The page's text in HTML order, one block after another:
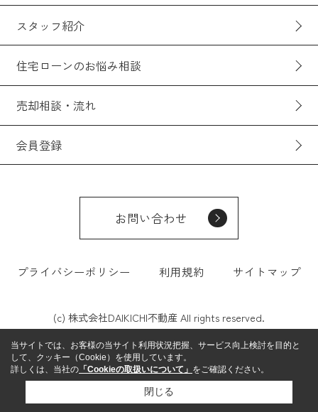
スタッフ紹介
住宅ローンのお悩み相談
売却相談・流れ
会員登録
お問い合わせ
プライバシーポリシー 利用規約 サイトマップ
(c) 株式会社DAIKICHI不動産 All rights reserved.
当サイトでは、お客様の当サイト利用状況把握、サービス向上検討を目的と
して、クッキー（Cookie）を使用しています。
詳しくは、当社の 「Cookieの取扱いについて」 をご確認ください。
閉じる